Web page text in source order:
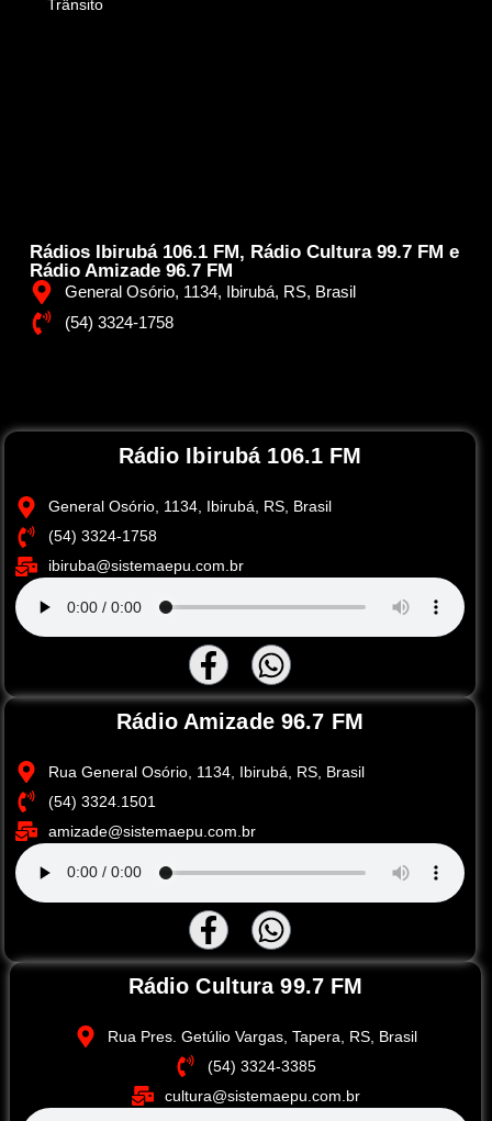
Rádios Ibirubá 106.1 FM, Rádio Cultura 99.7 FM e
Rádio Amizade 96.7 FM
General Osório, 1134, Ibirubá, RS, Brasil
(54) 3324-1758
Trânsito
Rádio Ibirubá 106.1 FM
General Osório, 1134, Ibirubá, RS, Brasil
(54) 3324-1758
ibiruba@sistemaepu.com.br
Rádio Amizade 96.7 FM
Rua General Osório, 1134, Ibirubá, RS, Brasil
(54) 3324.1501
amizade@sistemaepu.com.br
Rádio Cultura 99.7 FM
Rua Pres. Getúlio Vargas, Tapera, RS, Brasil
(54) 3324-3385
cultura@sistemaepu.com.br